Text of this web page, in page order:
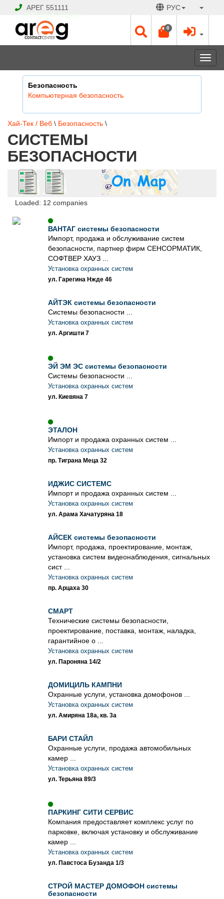
АРЕГ 551111 РУС
0
Безопасность
Компьютерная безопасность
Хай-Тек / Веб \ Безопасность \
СИСТЕМЫ
БЕЗОПАСНОСТИ
Loaded: 12 companies
ВАНТАГ системы безопасности
Импорт, продажа и обслуживание систем
безопасности, партнер фирм СЕНСОРМАТИК,
СОФТВЕР ХАУЗ ...
Установка охранных систем
ул. Гарегина Нжде 46
АЙТЭК системы безопасности
Системы безопасности ...
Установка охранных систем
ул. Аргишти 7
ЭЙ ЭМ ЭС системы безопасности
Системы безопасности ...
Установка охранных систем
ул. Киевяна 7
ЭТАЛОН
Импорт и продажа охранных систем ...
Установка охранных систем
пр. Тиграна Меца 32
ИДЖИС СИСТЕМС
Импорт и продажа охранных систем ...
Установка охранных систем
ул. Арама Хачатуряна 18
АЙСЕК системы безопасности
Импорт, продажа, проектирование, монтаж,
установка систем видеонаблюдения, сигнальных
сист ...
Установка охранных систем
пр. Арцаха 30
СМАРТ
Технические системы безопасности,
проектирование, поставка, монтаж, наладка,
гарантийное о ...
Установка охранных систем
ул. Пароняна 14/2
ДОМИЦИЛЬ КАМПНИ
Охранные услуги, установка домофонов ...
Установка охранных систем
ул. Амиряна 18а, кв. 3а
БАРИ СТАЙЛ
Охранные услуги, продажа автомобильных
камер ...
Установка охранных систем
ул. Терьяна 89/3
ПАРКИНГ СИТИ СЕРВИС
Компания предоставляет комплекс услуг по
парковке, включая установку и обслуживание
камер ...
Установка охранных систем
ул. Павстоса Бузанда 1/3
СТРОЙ МАСТЕР ДОМОФОН системы
безопасности